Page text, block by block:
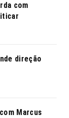
com
direção
Marcus